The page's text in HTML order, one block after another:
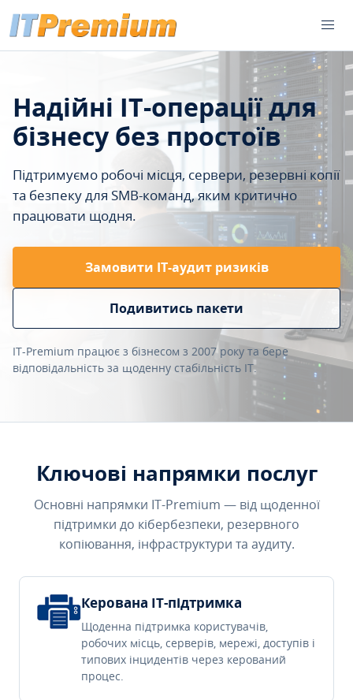
Надійні IT-операції для
бізнесу без простоїв
Підтримуємо робочі місця, сервери, резервні копії
та безпеку для SMB-команд, яким критично
працювати щодня.
Замовити ІТ-аудит ризиків
Подивитись пакети
IT-Premium працює з бізнесом з 2007 року та бере
відповідальність за щоденну стабільність IT.
Ключові напрямки послуг
Основні напрямки IT-Premium — від щоденної
підтримки до кібербезпеки, резервного
копіювання, інфраструктури та аудиту.
Керована IT-підтримка
Щоденна підтримка користувачів,
робочих місць, серверів, мережі, доступів і
типових інцидентів через керований
процес.